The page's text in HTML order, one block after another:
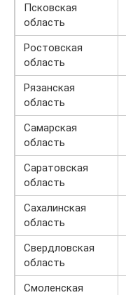
Псковская
область
Ростовская
область
Рязанская
область
Самарская
область
Саратовская
область
Сахалинская
область
Свердловская
область
Смоленская